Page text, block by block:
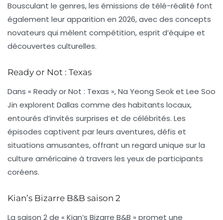
Bousculant le genres, les émissions de télé-réalité font
également leur apparition en 2026, avec des concepts
novateurs qui mêlent compétition, esprit d’équipe et
découvertes culturelles.
Ready or Not : Texas
Dans « Ready or Not : Texas », Na Yeong Seok et Lee Soo
Jin explorent Dallas comme des habitants locaux,
entourés d’invités surprises et de célébrités. Les
épisodes captivent par leurs aventures, défis et
situations amusantes, offrant un regard unique sur la
culture américaine à travers les yeux de participants
coréens.
Kian’s Bizarre B&B saison 2
La saison 2 de « Kian’s Bizarre B&B » promet une